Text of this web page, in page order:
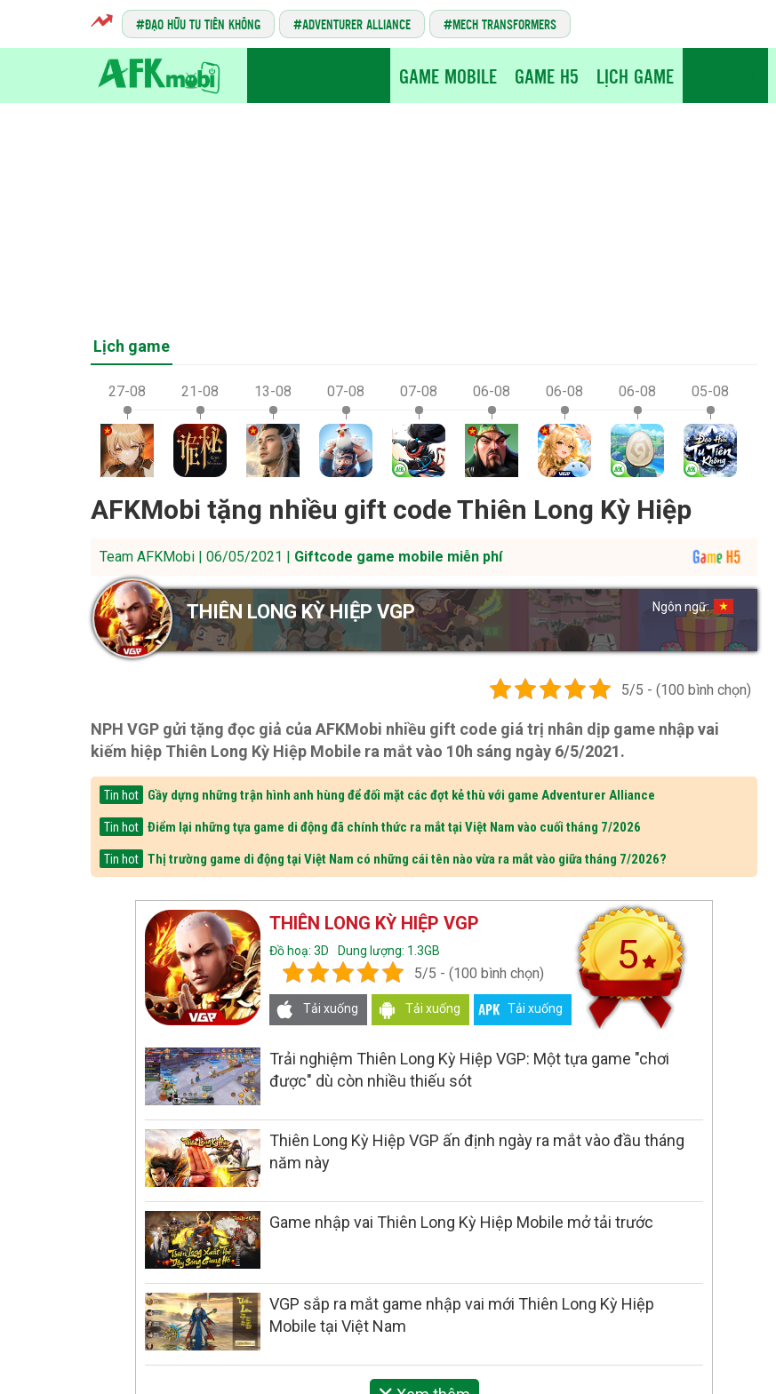
ĐẠO HỮU TU TIÊN KHÔNG ADVENTURER ALLIANCE MECH TRANSFORMERS
GAME MOBILE GAME H5 LỊCH GAME
Lịch game
27-08 21-08 13-08 07-08 07-08 06-08 06-08 06-08 05-08
AFKMobi tặng nhiều gift code Thiên Long Kỳ Hiệp
Team AFKMobi | 06/05/2021 | Giftcode game mobile miễn phí
THIÊN LONG KỲ HIỆP VGP Ngôn ngữ:
5/5 - (100 bình chọn)
NPH VGP gửi tặng đọc giả của AFKMobi nhiều gift code giá trị nhân dịp game nhập vai
kiếm hiệp Thiên Long Kỳ Hiệp Mobile ra mắt vào 10h sáng ngày 6/5/2021.
Tin hot Gầy dựng những trận hình anh hùng để đối mặt các đợt kẻ thù với game Adventurer Alliance
Tin hot Điểm lại những tựa game di động đã chính thức ra mắt tại Việt Nam vào cuối tháng 7/2026
Tin hot Thị trường game di động tại Việt Nam có những cái tên nào vừa ra mắt vào giữa tháng 7/2026?
THIÊN LONG KỲ HIỆP VGP
Đồ hoạ: 3D Dung lượng: 1.3GB
5/5 - (100 bình chọn)
Tải xuống Tải xuống Tải xuống
5
Trải nghiệm Thiên Long Kỳ Hiệp VGP: Một tựa game "chơi
được" dù còn nhiều thiếu sót
Thiên Long Kỳ Hiệp VGP ấn định ngày ra mắt vào đầu tháng
năm này
Game nhập vai Thiên Long Kỳ Hiệp Mobile mở tải trước
VGP sắp ra mắt game nhập vai mới Thiên Long Kỳ Hiệp
Mobile tại Việt Nam